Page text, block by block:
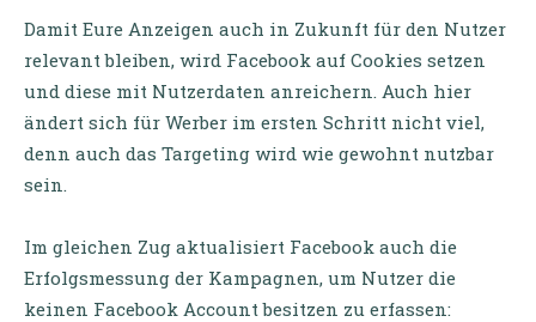
Damit Eure Anzeigen auch in Zukunft für den Nutzer
relevant bleiben, wird Facebook auf Cookies setzen
und diese mit Nutzerdaten anreichern. Auch hier
ändert sich für Werber im ersten Schritt nicht viel,
denn auch das Targeting wird wie gewohnt nutzbar
sein.
Im gleichen Zug aktualisiert Facebook auch die
Erfolgsmessung der Kampagnen, um Nutzer die
keinen Facebook Account besitzen zu erfassen: